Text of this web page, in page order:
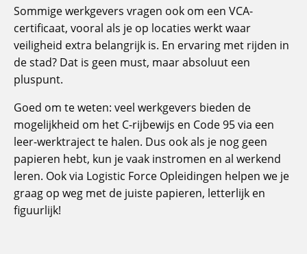
Sommige werkgevers vragen ook om een VCA-
certificaat, vooral als je op locaties werkt waar
veiligheid extra belangrijk is. En ervaring met rijden in
de stad? Dat is geen must, maar absoluut een
pluspunt.
Goed om te weten: veel werkgevers bieden de
mogelijkheid om het C-rijbewijs en Code 95 via een
leer-werktraject te halen. Dus ook als je nog geen
papieren hebt, kun je vaak instromen en al werkend
leren. Ook via Logistic Force Opleidingen helpen we je
graag op weg met de juiste papieren, letterlijk en
figuurlijk!